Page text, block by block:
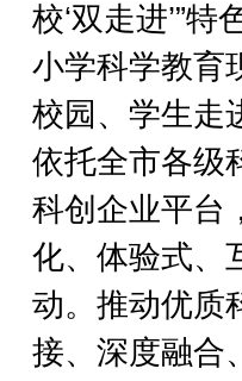
校‘双走进’”
小学科学教育
校园、学生走
依托全市各级
科创企业平台
化、体验式、
动。推动优质
接、深度融合